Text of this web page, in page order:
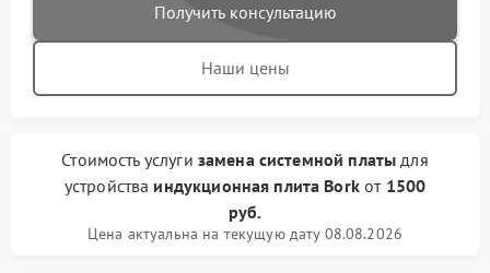
Получить консультацию
Наши цены
Стоимость услуги замена системной платы для
устройства индукционная плита Borkот 1500
руб.
Цена актуальна на текущую дату 08.08.2026